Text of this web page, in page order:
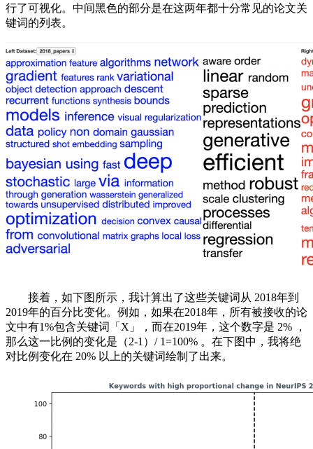
行了可视化。中间黑色的部分是在这两年都十分常见的论文关
键词的列表。
接着，如下图所示，我计算出了这些关键词从 2018年到
2019年的百分比变化。例如，如果在2018年，所有被接收的论
文中有1%包含关键词「X」，而在2019年，这个数字是 2% ，
那么这一比例的变化是（2-1）/ 1=100% 。在下图中，我将绝
对比例变化在 20% 以上的关键词绘制了出来。